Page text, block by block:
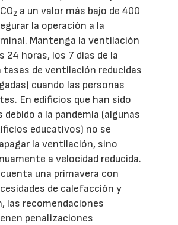
2 a un valor más bajo de 400
la operación a la
Mantenga la ventilación
24 horas, los 7 días de la
tasas de ventilación reducidas
cuando las personas
En edificios que han sido
debido a la pandemia (algunas
educativos) no se
la ventilación, sino
a velocidad reducida.
una primavera con
de calefacción y
las recomendaciones
penalizaciones